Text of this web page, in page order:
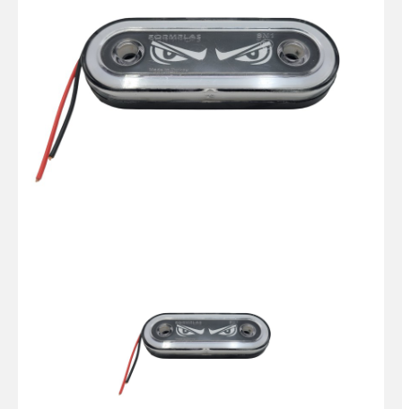
Оптика и светотехника
Брызговики
Запчасти кузова и зеркала
Малый коммерческий транспорт
Маркировочные знаки и светоотражатели
кондиционировани
Стяжные ремни и тросы